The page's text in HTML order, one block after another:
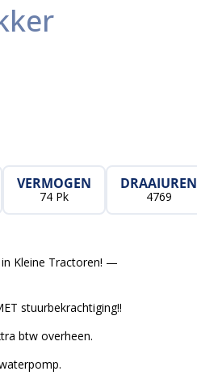
VERMOGEN
74 Pk
DRAAIUREN
4769
Kleine Tractoren! —
stuurbekrachtiging!!
btw overheen.